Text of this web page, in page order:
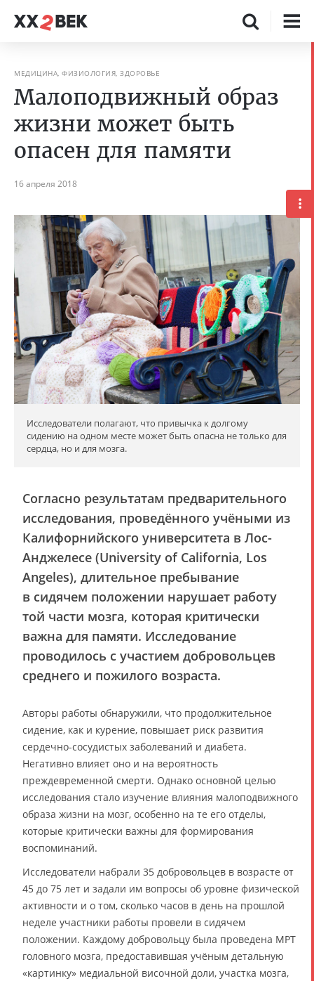
МЕДИЦИНА, ФИЗИОЛОГИЯ, ЗДОРОВЬЕ
Малоподвижный образ
жизни может быть
опасен для памяти
16 апреля 2018
Исследователи полагают, что привычка к долгому
сидению на одном месте может быть опасна не только для
сердца, но и для мозга.
Согласно результатам предварительного
исследования, проведённого учёными из
Калифорнийского университета в Лос-
Анджелесе (University of California, Los
Angeles), длительное пребывание
в сидячем положении нарушает работу
той части мозга, которая критически
важна для памяти. Исследование
проводилось с участием добровольцев
среднего и пожилого возраста.
Авторы работы обнаружили, что продолжительное
сидение, как и курение, повышает риск развития
сердечно-сосудистых заболеваний и диабета.
Негативно влияет оно и на вероятность
преждевременной смерти. Однако основной целью
исследования стало изучение влияния малоподвижного
образа жизни на мозг, особенно на те его отделы,
которые критически важны для формирования
воспоминаний.
Исследователи набрали 35 добровольцев в возрасте от
45 до 75 лет и задали им вопросы об уровне физической
активности и о том, сколько часов в день на прошлой
неделе участники работы провели в сидячем
положении. Каждому добровольцу была проведена МРТ
головного мозга, предоставившая учёным детальную
«картинку» медиальной височной доли, участка мозга,